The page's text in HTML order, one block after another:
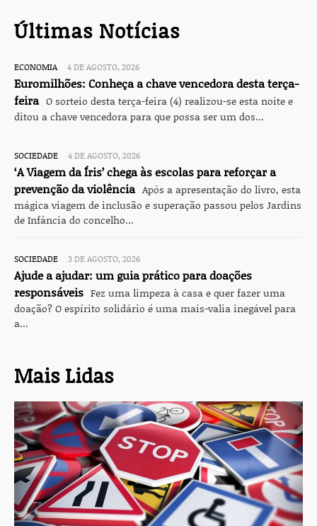
Últimas Notícias
ECONOMIA 4 DE AGOSTO, 2026
Euromilhões: Conheça a chave vencedora desta terça-
feira O sorteio desta terça-feira (4) realizou-se esta noite e
ditou a chave vencedora para que possa ser um dos...
SOCIEDADE 4 DE AGOSTO, 2026
‘A Viagem da Íris’ chega às escolas para reforçar a
prevenção da violência Após a apresentação do livro, esta
mágica viagem de inclusão e superação passou pelos Jardins
de Infância do concelho...
SOCIEDADE 3 DE AGOSTO, 2026
Ajude a ajudar: um guia prático para doações
responsáveis Fez uma limpeza à casa e quer fazer uma
doação? O espírito solidário é uma mais-valia inegável para
a...
Mais Lidas